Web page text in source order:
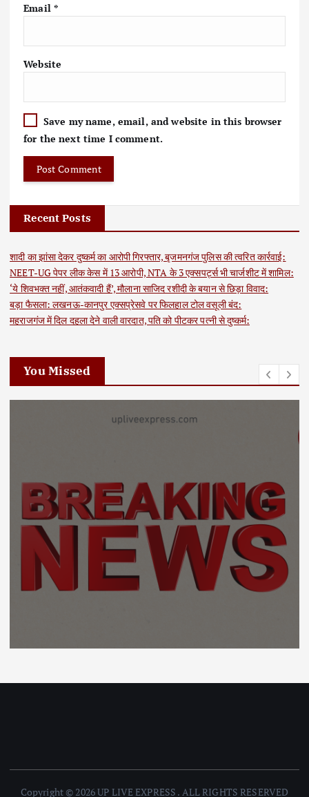
Email *
Website
Save my name, email, and website in this browser
for the next time I comment.
Recent Posts
शादी का झांसा देकर दुष्कर्म का आरोपी गिरफ्तार, बृजमनगंज पुलिस की त्वरित कार्रवाई:
NEET-UG पेपर लीक केस में 13 आरोपी, NTA के 3 एक्सपर्ट्स भी चार्जशीट में शामिल:
‘ये शिवभक्त नहीं, आतंकवादी हैं’, मौलाना साजिद रशीदी के बयान से छिड़ा विवाद:
बड़ा फैसला: लखनऊ-कानपुर एक्सप्रेसवे पर फिलहाल टोल वसूली बंद:
महराजगंज में दिल दहला देने वाली वारदात, पति को पीटकर पत्नी से दुष्कर्म:
You Missed
Copyright © 2026 UP LIVE EXPRESS . ALL RIGHTS RESERVED